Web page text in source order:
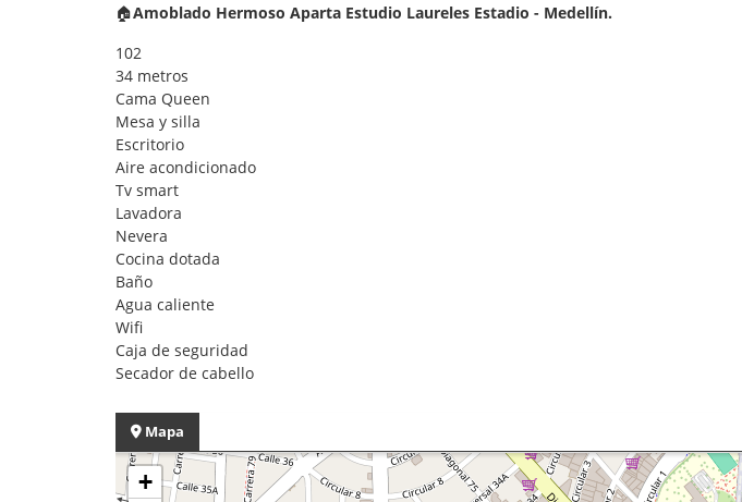
🏠Amoblado Hermoso Aparta Estudio Laureles Estadio - Medellín.
102
34 metros
Cama Queen
Mesa y silla
Escritorio
Aire acondicionado
Tv smart
Lavadora
Nevera
Cocina dotada
Baño
Agua caliente
Wifi
Caja de seguridad
Secador de cabello
Mapa
+